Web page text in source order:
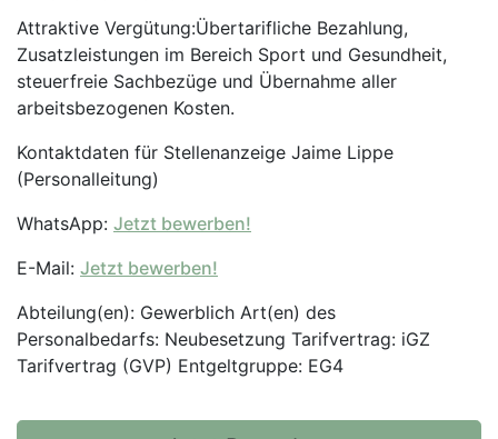
Attraktive Vergütung:Übertarifliche Bezahlung,
Zusatzleistungen im Bereich Sport und Gesundheit,
steuerfreie Sachbezüge und Übernahme aller
arbeitsbezogenen Kosten.
Kontaktdaten für Stellenanzeige Jaime Lippe
(Personalleitung)
WhatsApp: Jetzt bewerben!
E-Mail: Jetzt bewerben!
Abteilung(en): Gewerblich Art(en) des
Personalbedarfs: Neubesetzung Tarifvertrag: iGZ
Tarifvertrag (GVP) Entgeltgruppe: EG4